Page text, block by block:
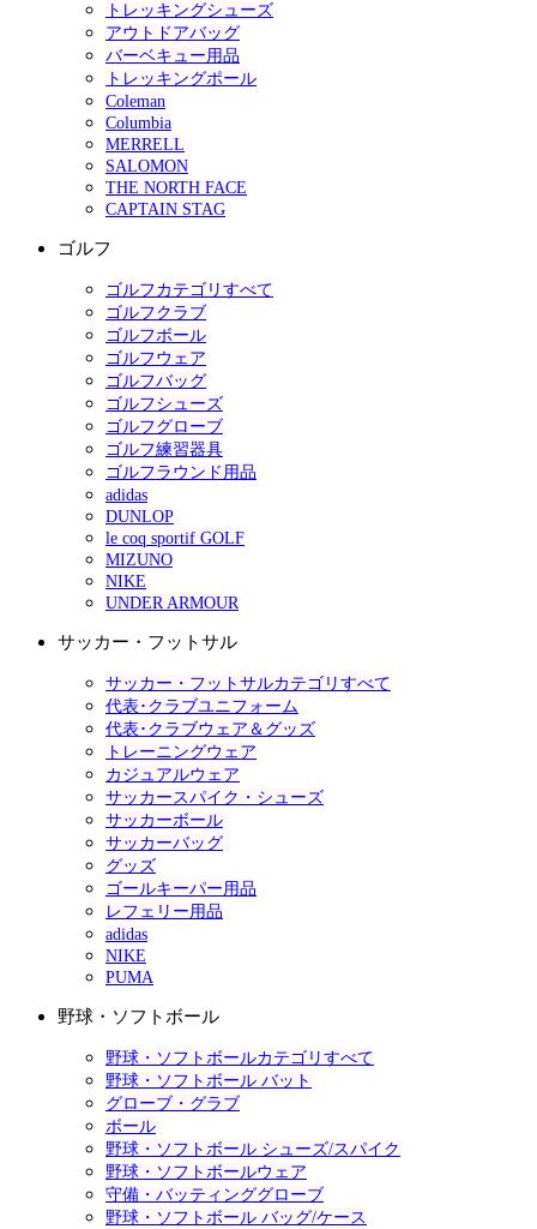
トレッキングシューズ
アウトドアバッグ
バーベキュー用品
トレッキングポール
Coleman
Columbia
MERRELL
SALOMON
THE NORTH FACE
CAPTAIN STAG
ゴルフ
ゴルフカテゴリすべて
ゴルフクラブ
ゴルフボール
ゴルフウェア
ゴルフバッグ
ゴルフシューズ
ゴルフグローブ
ゴルフ練習器具
ゴルフラウンド用品
adidas
DUNLOP
le coq sportif GOLF
MIZUNO
NIKE
UNDER ARMOUR
サッカー・フットサル
サッカー・フットサルカテゴリすべて
代表･クラブユニフォーム
代表･クラブウェア＆グッズ
トレーニングウェア
カジュアルウェア
サッカースパイク・シューズ
サッカーボール
サッカーバッグ
グッズ
ゴールキーパー用品
レフェリー用品
adidas
NIKE
PUMA
野球・ソフトボール
野球・ソフトボールカテゴリすべて
野球・ソフトボール バット
グローブ・グラブ
ボール
野球・ソフトボール シューズ/スパイク
野球・ソフトボールウェア
守備・バッティンググローブ
野球・ソフトボール バッグ/ケース